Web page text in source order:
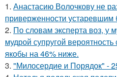
1. Анастасию Волочкову не
приверженности устаревшим
2. По словам эксперта воз, у
мудрой супругой
якобы на 46% ниже.
3. "Милосердие и Порядок" -